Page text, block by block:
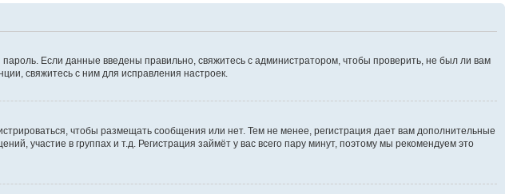
Если данные введены правильно, свяжитесь с администратором, чтобы проверить, не был ли вам
свяжитесь с ним для исправления настроек.
чтобы размещать сообщения или нет. Тем не менее, регистрация дает вам дополнительные
участие в группах и т.д. Регистрация займёт у вас всего пару минут, поэтому мы рекомендуем это